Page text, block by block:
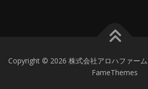
Copyright © 2026 株式会社アロハファーム
FameThemes